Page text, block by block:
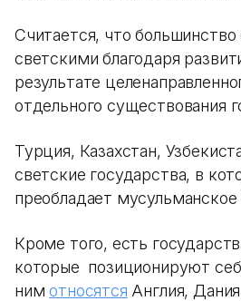
Считается, что
светскими благодаря
результате
отдельного существования
Турция, Казахстан,
светские государства, в
преобладает мусульманское
Кроме того, есть
которые позиционируют
нимотносятся Англия,